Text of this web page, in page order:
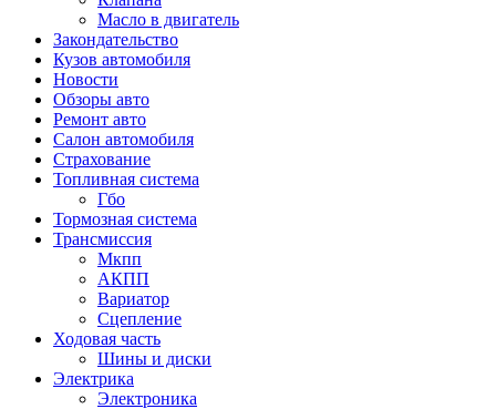
Масло в двигатель
Закондательство
Кузов автомобиля
Новости
Обзоры авто
Ремонт авто
Салон автомобиля
Страхование
Топливная система
Гбо
Тормозная система
Трансмиссия
Мкпп
АКПП
Вариатор
Сцепление
Ходовая часть
Шины и диски
Электрика
Электроника